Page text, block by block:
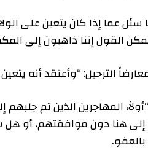
إذا كان يتعين على الولايات
إننا ذاهبون إلى المكسيك
الترحيل: “وأعتقد أنه يتعين
المهاجرين الذين تم جلبهم إلى
دون موافقتهم، أو هل